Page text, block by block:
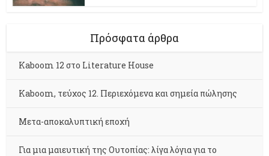
Πρόσφατα άρθρα
Kaboom 12 στο Literature House
Kaboom, τεύχος 12. Περιεχόμενα και σημεία πώλησης
Μετα-αποκαλυπτική εποχή
Για μια μαιευτική της Ουτοπίας: λίγα λόγια για το